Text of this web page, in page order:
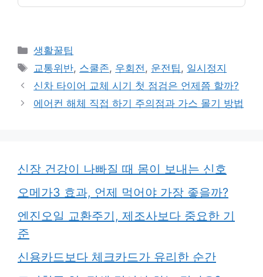
카
테
리
생활꿀팁
태
그
교통위반, 스쿨존, 우회전, 운전팁, 일시정지
신차 타이어 교체 시기 첫 점검은 언제쯤 할까?
에어컨 해체 직접 하기 주의점과 가스 몰기 방법
신장 건강이 나빠질 때 몸이 보내는 신호
오메가3 효과, 언제 먹어야 가장 좋을까?
엔진오일 교환주기, 제조사보다 중요한 기
준
신용카드보다 체크카드가 유리한 순간